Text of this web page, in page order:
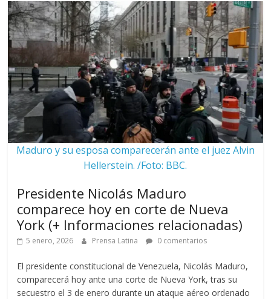
Maduro y su esposa comparecerán ante el juez Alvin
Hellerstein. /Foto: BBC.
Presidente Nicolás Maduro
comparece hoy en corte de Nueva
York (+ Informaciones relacionadas)
5 enero, 2026 Prensa Latina 0 comentarios
El presidente constitucional de Venezuela, Nicolás Maduro,
comparecerá hoy ante una corte de Nueva York, tras su
secuestro el 3 de enero durante un ataque aéreo ordenado